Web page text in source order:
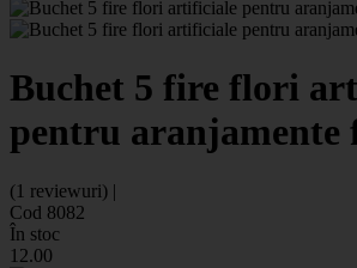
Buchet 5 fire flori
pentru aranjamente
(1 reviewuri) |
Cod 8082
În stoc
12.00